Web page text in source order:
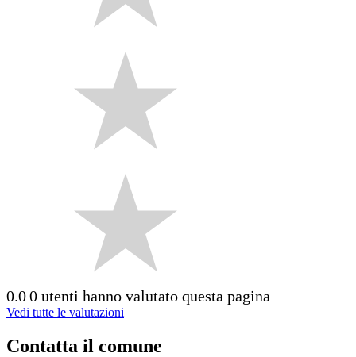
0.00 utenti hanno valutato questa pagina
Vedi tutte le valutazioni
Contatta il comune